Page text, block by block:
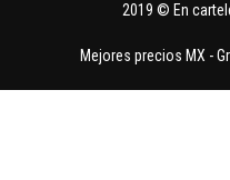
2019 © En
Mejores precios MX -